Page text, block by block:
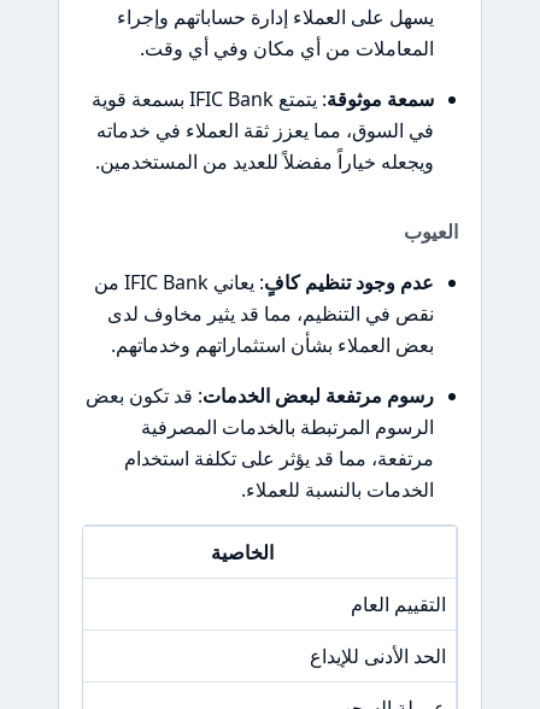
يسهل على العملاء إدارة حساباتهم وإجراء
المعاملات من أي مكان وفي أي وقت.
سمعة موثوقة
: يتمتع IFIC Bank بسمعة قوية
في السوق، مما يعزز ثقة العملاء في خدماته
ويجعله خياراً مفضلاً للعديد من المستخدمين.
العيوب
عدم وجود تنظيم كافٍ
: يعاني IFIC Bank من
نقص في التنظيم، مما قد يثير مخاوف لدى
بعض العملاء بشأن استثماراتهم وخدماتهم.
رسوم مرتفعة لبعض الخدمات: قد تكون بعض
الرسوم المرتبطة بالخدمات المصرفية
مرتفعة، مما قد يؤثر على تكلفة استخدام
الخدمات بالنسبة للعملاء.
الخاصية
التقييم العام
الحد الأدنى للإيداع